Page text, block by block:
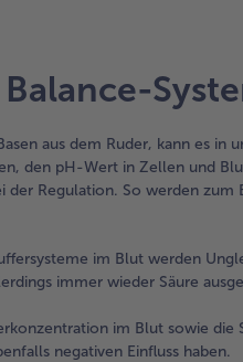
aus dem Ruder, kann es
den pH-Wert in Zellen und
der Regulation. So werden
im Blut werden
immer wieder Säure
im Blut sowie die
negativen Einfluss haben.